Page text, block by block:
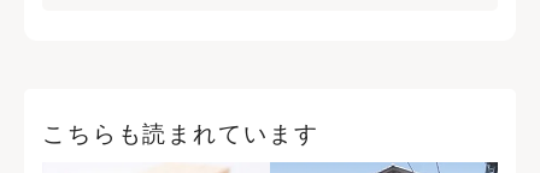
こちらも読まれています